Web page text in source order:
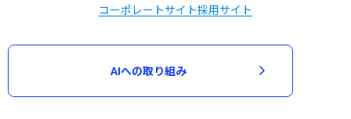
コーポレートサイト採用サイト
AIへの取り組み